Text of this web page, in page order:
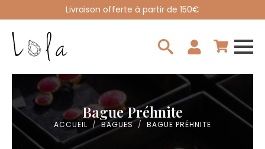
Livraison offerte à partir de 150€
Bague Préhnite
ACCUEIL BAGUES BAGUE PRÉHNITE